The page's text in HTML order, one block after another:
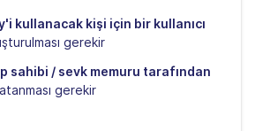
kullanacak kişi için bir kullanıcı
gerekir
sahibi / sevk memuru tarafından
gerekir